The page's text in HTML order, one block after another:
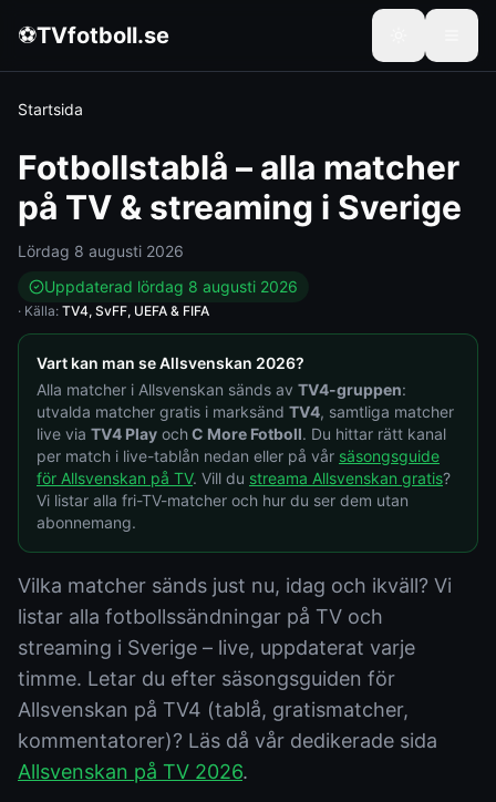
⚽TVfotboll.se
Startsida
Fotbollstablå – alla matcher
på TV & streaming i Sverige
lördag 8 augusti 2026
Uppdaterad lördag 8 augusti 2026
· Källa: TV4, SvFF, UEFA & FIFA
Vart kan man se Allsvenskan 2026?
Alla matcher i Allsvenskan sänds av TV4-gruppen:
utvalda matcher gratis i marksänd TV4, samtliga matcher
live via TV4 Play ochC More Fotboll. Du hittar rätt kanal
per match i live-tablån nedan eller på vår säsongsguide
för Allsvenskan på TV. Vill du streama Allsvenskan gratis?
Vi listar alla fri-TV-matcher och hur du ser dem utan
abonnemang.
Vilka matcher sänds just nu, idag och ikväll? Vi
listar alla fotbollssändningar på TV och
streaming i Sverige – live, uppdaterat varje
timme. Letar du efter säsongsguiden för
Allsvenskan på TV4 (tablå, gratismatcher,
kommentatorer)? Läs då vår dedikerade sida
Allsvenskan på TV 2026.